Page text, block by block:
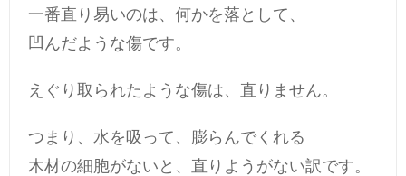
一番直り易いのは、何かを落として、
凹んだような傷です。
えぐり取られたような傷は、直りません。
つまり、水を吸って、膨らんでくれる
木材の細胞がないと、直りようがない訳です。